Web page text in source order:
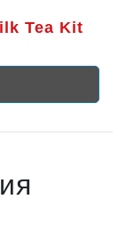
Tea Kit